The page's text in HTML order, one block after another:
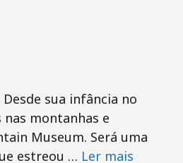
sua infância no
nas montanhas e
Museum. Será uma
estreou … Ler mais